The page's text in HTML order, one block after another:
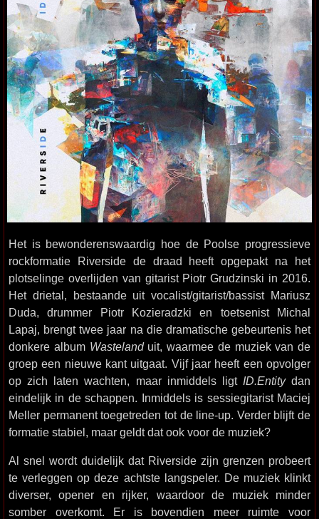
Het is bewonderenswaardig hoe de Poolse progressieve
rockformatie Riverside de draad heeft opgepakt na het
plotselinge overlijden van gitarist Piotr Grudzinski in 2016.
Het drietal, bestaande uit vocalist/gitarist/bassist Mariusz
Duda, drummer Piotr Kozieradzki en toetsenist Michal
Lapaj, brengt twee jaar na die dramatische gebeurtenis het
donkere album Wastelanduit, waarmee de muziek van de
groep een nieuwe kant uitgaat. Vijf jaar heeft een opvolger
op zich laten wachten, maar inmiddels ligt ID.Entitydan
eindelijk in de schappen. Inmiddels is sessiegitarist Maciej
Meller permanent toegetreden tot de line-up. Verder blijft de
formatie stabiel, maar geldt dat ook voor de muziek?
Al snel wordt duidelijk dat Riverside zijn grenzen probeert
te verleggen op deze achtste langspeler. De muziek klinkt
diverser, opener en rijker, waardoor de muziek minder
somber overkomt. Er is bovendien meer ruimte voor